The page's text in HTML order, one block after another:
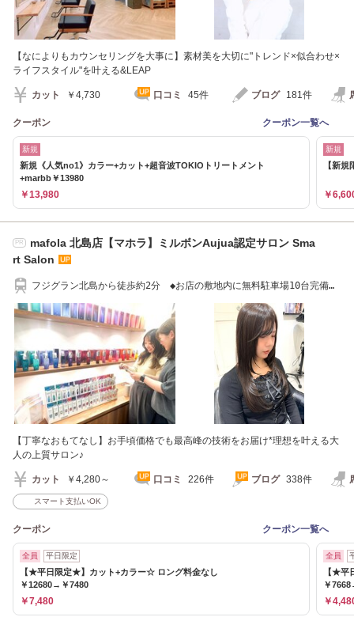
【なによりもカウンセリングを大事に】素材美を大切に"トレンド×似合わせ×
ライフスタイル"を叶える&LEAP
カット ￥4,730 口コミ 45件 ブログ 181件
クーポン クーポン一覧へ
新規
新規《人気no1》カラー+カット+超音波TOKIOトリートメント
+marbb￥13980
￥13,980
新規
【新
￥
PR
mafola 北島店【マホラ】ミルボンAujua認定サロン Sma
rt Salon
フジグラン北島から徒歩約2分 ◆お店の敷地内に無料駐車場10台完備し
【丁寧なおもてなし】お手頃価格でも最高峰の技術をお届け*理想を叶える大
人の上質サロン♪
カット ￥4,280～ 口コミ 226件 ブログ 338件
スマート支払いOK
クーポン クーポン一覧へ
全員 平日限定
【★平日限定★】カット+カラー☆ ロング料金なし
￥12680→￥7480
￥7,480
全員
【★平
￥
￥